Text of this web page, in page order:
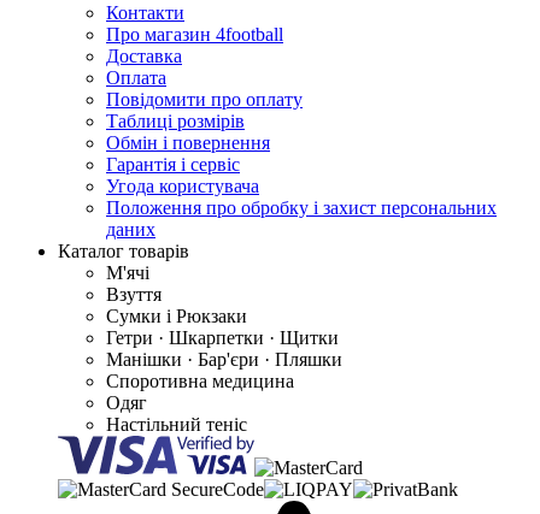
Контакти
Про магазин 4football
Доставка
Оплата
Повідомити про оплату
Таблиці розмірів
Обмін і повернення
Гарантія і сервіс
Угода користувача
Положення про обробку і захист персональних
даних
Каталог товарів
М'ячі
Взуття
Сумки і Рюкзаки
Гетри · Шкарпетки · Щитки
Манішки · Бар'єри · Пляшки
Споротивна медицина
Одяг
Настільний теніс